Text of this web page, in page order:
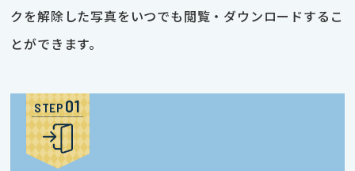
クを解除した写真をいつでも閲覧・ダウンロードするこ
とができます。
STEP